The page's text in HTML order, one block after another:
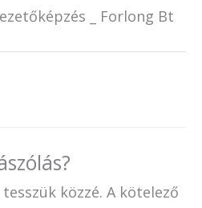
_ Forlong Bt
közzé. A kötelező